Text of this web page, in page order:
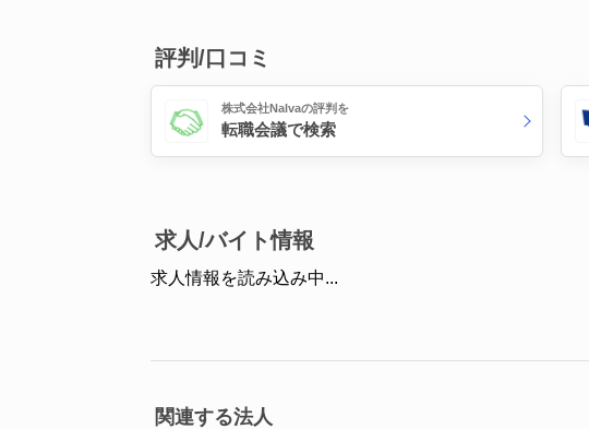
評判/口コミ
株式会社Nalvaの評判を
転職会議で検索
求人/バイト情報
求人情報を読み込み中...
関連する法人